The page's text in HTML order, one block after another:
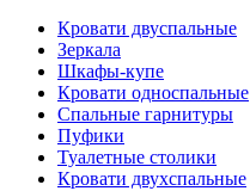
Кровати двуспальные
Зеркала
Шкафы-купе
Кровати односпальные
Спальные гарнитуры
Пуфики
Туалетные столики
Кровати двухспальные